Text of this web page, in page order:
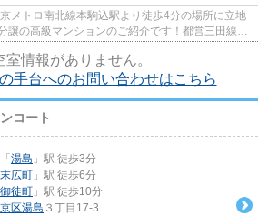
メトロ南北線本駒込駅より徒歩4分の場所に立地
譲の高級マンションのご紹介です！都営三田線白
室情報がありません。
手台へのお問い合わせはこちら
コート
「 湯島 」駅 徒歩3分
末広町 」駅 徒歩6分
御徒町 」駅 徒歩10分
区湯島 ３丁目17-3